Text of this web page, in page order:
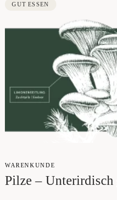
GUT ESSEN
WAREN­KUN­DE
Pil­ze – Unter­ir­disch